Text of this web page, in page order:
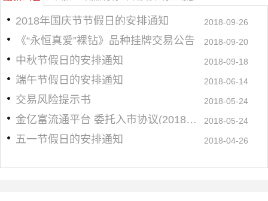
2018年国庆节节假日的安排通知 2018-09-26
《“永恒真爱”裸钻》品种挂牌交易公告 2018-09-20
中秋节假日的安排通知 2018-09-18
端午节假日的安排通知 2018-06-14
交易风险提示书 2018-05-24
金亿富流通平台 委托入市协议(2018.5.23试行) 2018-05-24
五一节假日的安排通知 2018-04-26